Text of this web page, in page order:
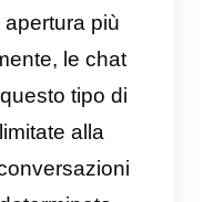
strumenti
permettono di
provenienti dal
social network